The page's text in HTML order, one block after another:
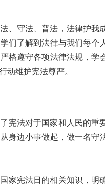
、守法、普法，法律护
们了解到法律与我们每
格遵守各项法律法规，
动维护宪法尊严。
宪法对于国家和人民的
身边小事做起，做一名
家宪法日的相关知识，